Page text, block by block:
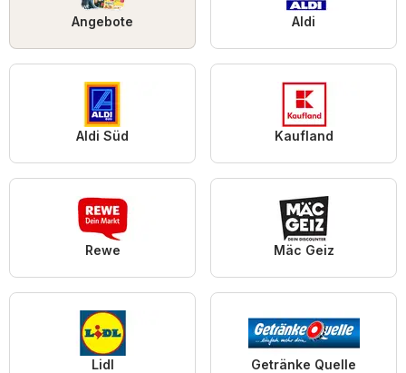
Angebote Aldi
Aldi Süd Kaufland
Rewe Mäc Geiz
Lidl Getränke Quelle